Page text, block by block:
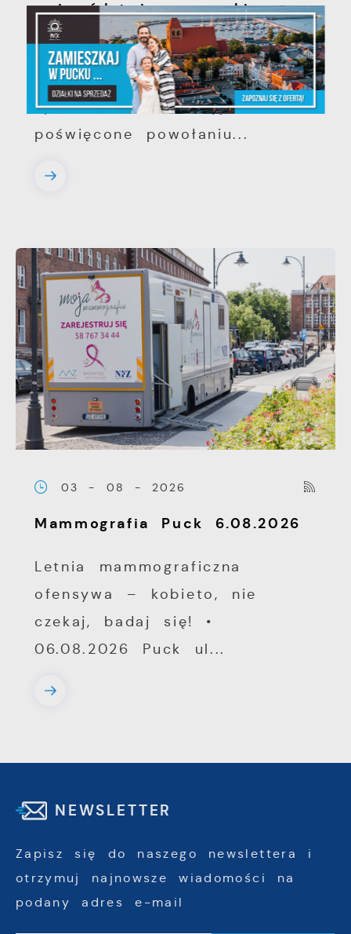
województwie pomorskim
Szanowni Państwo, serdecznie
zapraszamy na otwarte
spotkanie konsultacyjne,
poświęcone powołaniu...
03 - 08 - 2026
Mammografia Puck 6.08.2026
Letnia mammograficzna
ofensywa – kobieto, nie
czekaj, badaj się! •
06.08.2026 Puck ul...
NEWSLETTER
Zapisz się do naszego newslettera i
otrzymuj najnowsze wiadomości na
podany adres e-mail